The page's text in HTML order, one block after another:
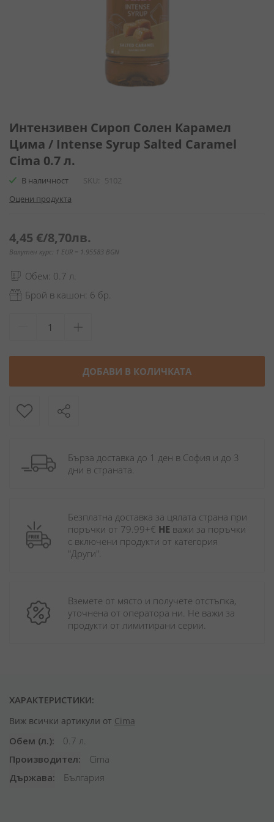
към
на
галерия
снимки
Интензивен Сироп Солен Карамел
Цима / Intense Syrup Salted Caramel
Cima 0.7 л.
В наличност SKU
5102
Оцени продукта
4,45 €/8,70лв.
Валутен курс: 1 EUR = 1.95583 BGN
Обем: 0.7 л.
Брой в кашон: 6 бр.
ДОБАВИ В КОЛИЧКАТА
Бърза доставка до 1 ден в София и до 3
дни в страната.
Безплатна доставка за цялата страна при
поръчки от 79.99+€ НЕ важи за поръчки
с включени продукти от категория
"Други".
Вземете от място и получете отстъпка,
уточнена от оператора ни. Не важи за
продукти от лимитирани серии.
ХАРАКТЕРИСТИКИ:
Виж всички артикули от Cima
Обем (л.)
0.7 л.
Производител
Cima
Държава
България